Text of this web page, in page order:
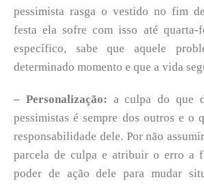
pessimista rasga o vestido no fim
festa ela sofre com isso até quarta-
específico, sabe que aquele
determinado momento e que a vida
– Personalização: a culpa do que
pessimistas é sempre dos outros e o
responsabilidade dele. Por não
parcela de culpa e atribuir o erro a
poder de ação dele para mudar